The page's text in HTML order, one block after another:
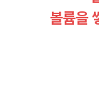
볼륨을